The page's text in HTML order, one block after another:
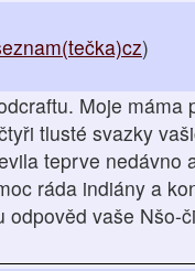
)
Moje máma
tlusté svazky
teprve nedávno
ráda indiány a
odpověd vaše Nšo-či